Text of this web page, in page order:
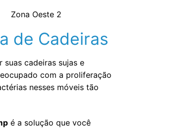
de Cadeiras
suas cadeiras sujas e
com a proliferação
nesses móveis tão
é a solução que você